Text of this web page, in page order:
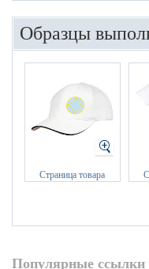
Образцы
Страница товара
Популярные ссылки